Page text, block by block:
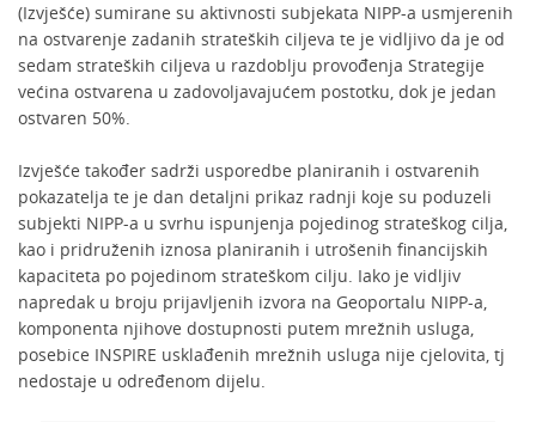
(Izvješće) sumirane su aktivnosti subjekata NIPP-a usmjerenih
na ostvarenje zadanih strateških ciljeva te je vidljivo da je od
sedam strateških ciljeva u razdoblju provođenja Strategije
većina ostvarena u zadovoljavajućem postotku, dok je jedan
ostvaren 50%.
Izvješće također sadrži usporedbe planiranih i ostvarenih
pokazatelja te je dan detaljni prikaz radnji koje su poduzeli
subjekti NIPP-a u svrhu ispunjenja pojedinog strateškog cilja,
kao i pridruženih iznosa planiranih i utrošenih financijskih
kapaciteta po pojedinom strateškom cilju. Iako je vidljiv
napredak u broju prijavljenih izvora na Geoportalu NIPP-a,
komponenta njihove dostupnosti putem mrežnih usluga,
posebice INSPIRE usklađenih mrežnih usluga nije cjelovita, tj
nedostaje u određenom dijelu.